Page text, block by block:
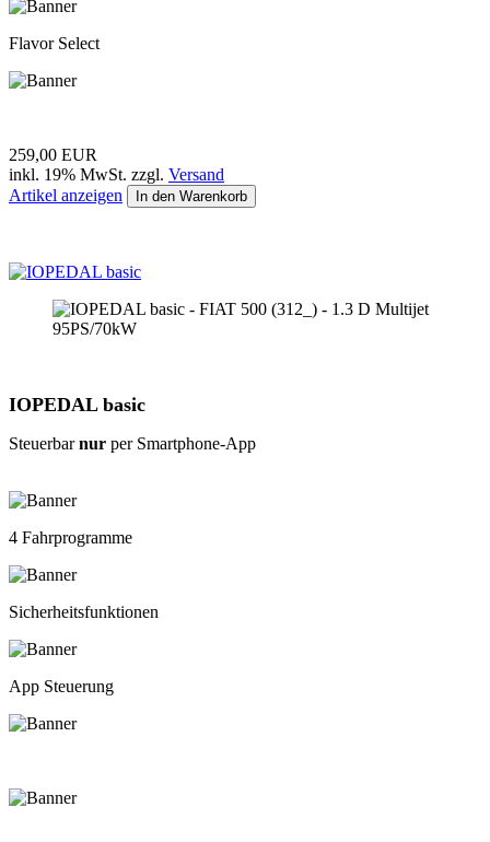
Flavor Select
259,00 EUR
inkl. 19% MwSt. zzgl. Versand
Artikel anzeigen
In den Warenkorb
IOPEDAL basic
Steuerbarnur per Smartphone-App
4 Fahrprogramme
Sicherheitsfunktionen
App Steuerung